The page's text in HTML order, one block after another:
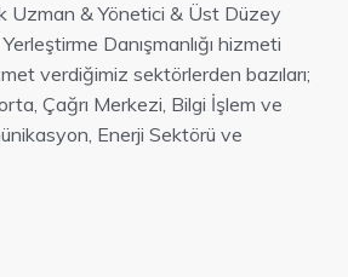
Uzman & Yönetici & Üst Düzey
Danışmanlığı hizmeti
verdiğimiz sektörlerden bazıları;
Çağrı Merkezi, Bilgi İşlem ve
Enerji Sektörü ve